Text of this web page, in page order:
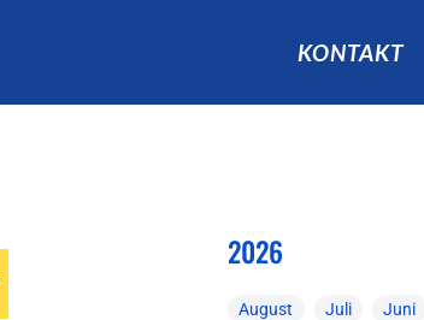
KONTAKT
2026
August Juli Juni